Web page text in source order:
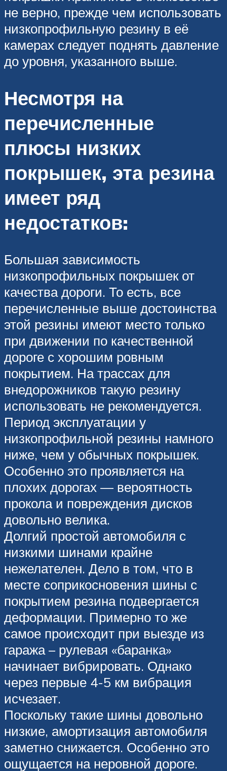
не верно, прежде чем использовать
низкопрофильную резину в её
камерах следует поднять давление
до уровня, указанного выше.
Несмотря на
перечисленные
плюсы низких
покрышек, эта резина
имеет ряд
недостатков:
Большая зависимость
низкопрофильных покрышек от
качества дороги. То есть, все
перечисленные выше достоинства
этой резины имеют место только
при движении по качественной
дороге с хорошим ровным
покрытием. На трассах для
внедорожников такую резину
использовать не рекомендуется.
Период эксплуатации у
низкопрофильной резины намного
ниже, чем у обычных покрышек.
Особенно это проявляется на
плохих дорогах — вероятность
прокола и повреждения дисков
довольно велика.
Долгий простой автомобиля с
низкими шинами крайне
нежелателен. Дело в том, что в
месте соприкосновения шины с
покрытием резина подвергается
деформации. Примерно то же
самое происходит при выезде из
гаража – рулевая «баранка»
начинает вибрировать. Однако
через первые 4-5 км вибрация
исчезает.
Поскольку такие шины довольно
низкие, амортизация автомобиля
заметно снижается. Особенно это
ощущается на неровной дороге.